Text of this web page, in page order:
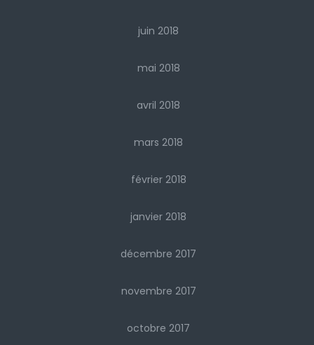
juin 2018
mai 2018
avril 2018
mars 2018
février 2018
janvier 2018
décembre 2017
novembre 2017
octobre 2017